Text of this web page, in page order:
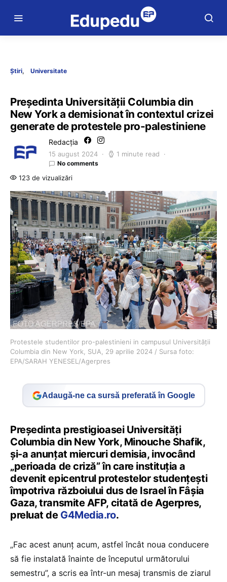
Știri Universitate
Preşedinta Universităţii Columbia din
New York a demisionat în contextul crizei
generate de protestele pro-palestiniene
Redacția
15 august 2024 1 minute read
No comments
123 de vizualizări
Protestele studentilor pro-palestinieni in campusul Universității
Columbia din New York, SUA, 29 aprilie 2024 / Sursa foto:
EPA/SARAH YENESEL/Agerpres
Adaugă-ne ca sursă preferată în Google
Preşedinta prestigioasei Universităţi
Columbia din New York, Minouche Shafik,
şi-a anunţat miercuri demisia, invocând
„perioada de criză” în care instituţia a
devenit epicentrul protestelor studenţeşti
împotriva războiului dus de Israel în Fâşia
Gaza, transmite AFP, citată de Agerpres,
preluat de G4Media.ro.
„Fac acest anunţ acum, astfel încât noua conducere
să fie instalată înainte de începutul următorului
semestru”, a scris ea într-un mesaj transmis de ziarul